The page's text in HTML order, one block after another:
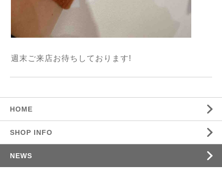
週末ご来店お待ちしております!
HOME
SHOP INFO
NEWS